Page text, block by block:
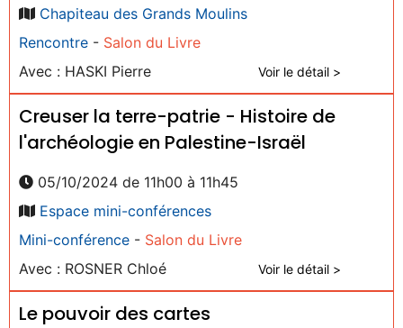
Chapiteau des Grands Moulins
Rencontre - Salon du Livre
Avec : HASKI Pierre
Voir le détail >
Creuser la terre-patrie - Histoire de
l'archéologie en Palestine-Israël
05/10/2024 de 11h00 à 11h45
Espace mini-conférences
Mini-conférence - Salon du Livre
Avec : ROSNER Chloé
Voir le détail >
Le pouvoir des cartes